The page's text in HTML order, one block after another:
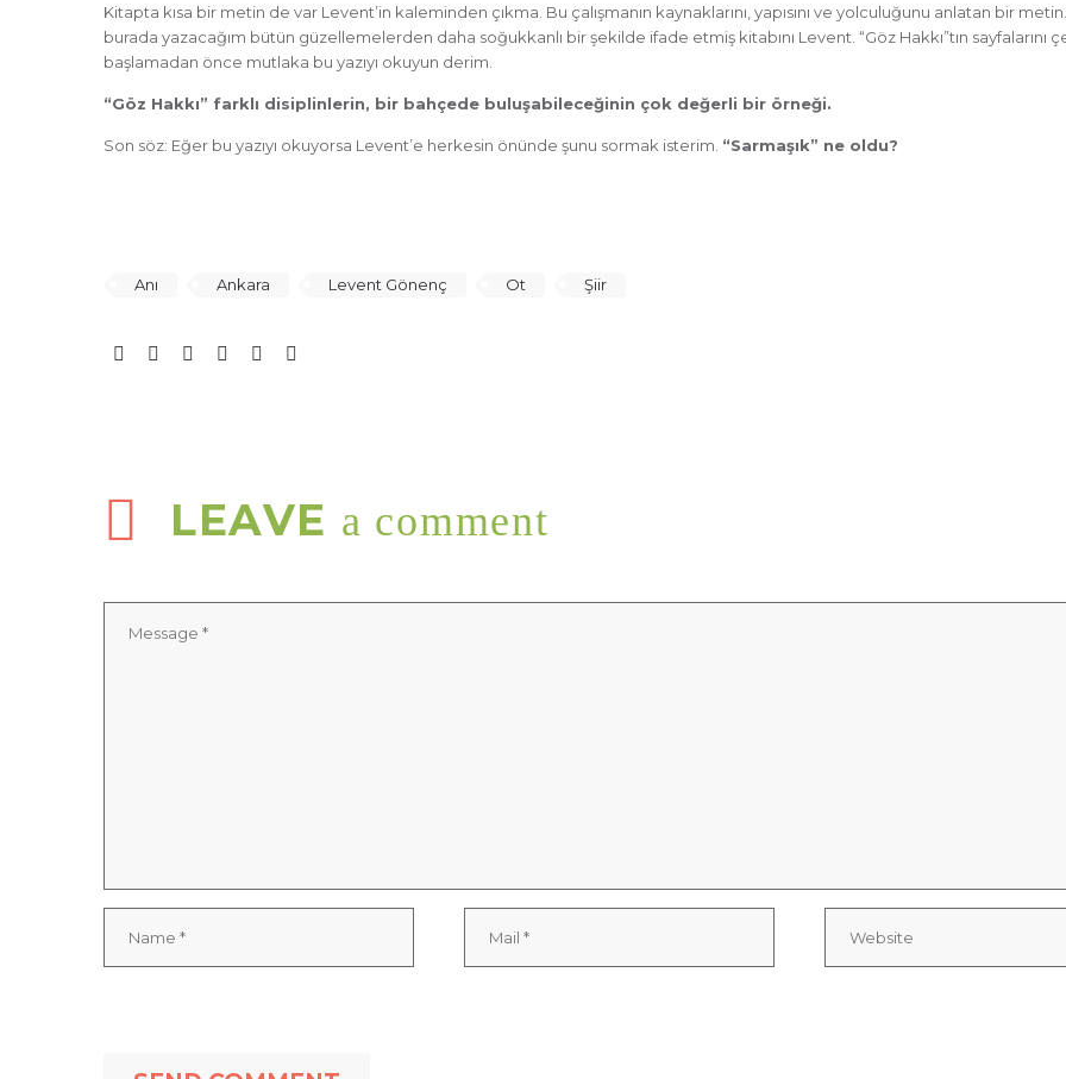
Kitapta kısa bir metin de var Levent’in kaleminden çıkma. Bu çalışmanın kaynaklarını, yapısını ve yolculuğunu anlatan bir
burada yazacağım bütün güzellemelerden daha soğukkanlı bir şekilde ifade etmiş kitabını Levent. “Göz Hakkı”tın sayfalarını
başlamadan önce mutlaka bu yazıyı okuyun derim.
“Göz Hakkı” farklı disiplinlerin, bir bahçede buluşabileceğinin çok değerli bir örneği.
Son söz: Eğer bu yazıyı okuyorsa Levent’e herkesin önünde şunu sormak isterim. “Sarmaşık” ne oldu?
Anı Ankara Levent Gönenç Ot Şiir
LEAVE a comment